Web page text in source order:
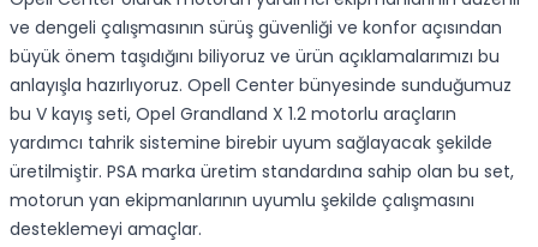
ve dengeli çalışmasının sürüş güvenliği ve konfor açısından
büyük önem taşıdığını biliyoruz ve ürün açıklamalarımızı bu
anlayışla hazırlıyoruz. Opell Center bünyesinde sunduğumuz
bu V kayış seti, Opel Grandland X 1.2 motorlu araçların
yardımcı tahrik sistemine birebir uyum sağlayacak şekilde
üretilmiştir. PSA marka üretim standardına sahip olan bu set,
motorun yan ekipmanlarının uyumlu şekilde çalışmasını
desteklemeyi amaçlar.